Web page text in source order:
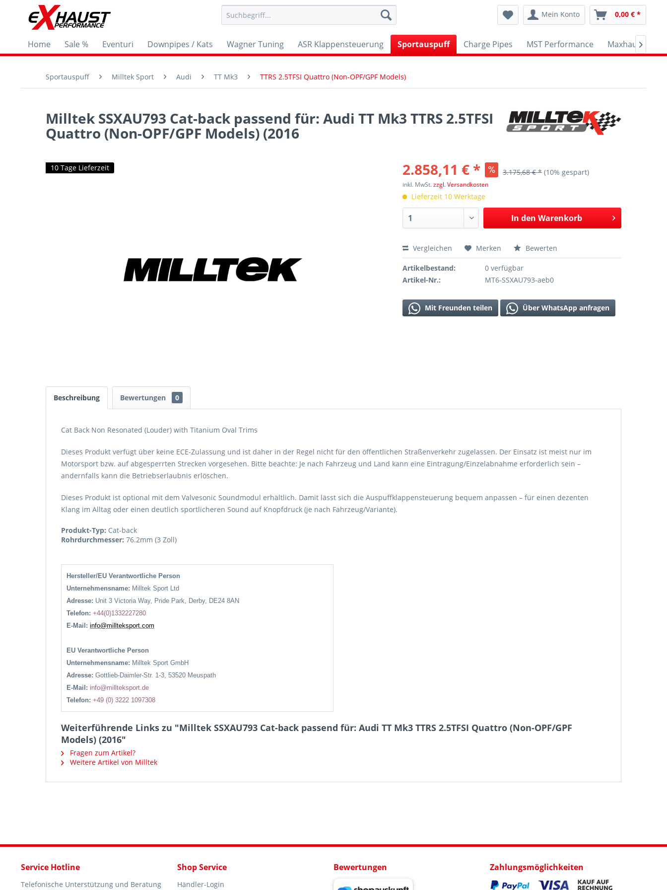
Mein Konto 0,00 € *
Home Sale % Eventuri Downpipes / Kats Wagner Tuning ASR Klappensteuerung Sportauspuff Charge Pipes MST Performance Maxhaust

Sportauspuff Milltek Sport Audi TT Mk3 TTRS 2.5TFSI Quattro (Non-OPF/GPF Models)
Milltek SSXAU793 Cat-back passend für: Audi TT Mk3 TTRS 2.5TFSI
Quattro (Non-OPF/GPF Models) (2016
10 Tage Lieferzeit 2.858,11 € * 3.175,68 € * (10% gespart)
inkl. MwSt.zzgl. Versandkosten
Lieferzeit 10 Werktage
In den Warenkorb
Vergleichen Merken Bewerten
Artikelbestand:
0 verfügbar
Artikel-Nr.:
MT6-SSXAU793-aeb0
Mit Freunden teilen Über WhatsApp anfragen
Beschreibung Bewertungen 0
Cat Back Non Resonated (Louder) with Titanium Oval Trims
Dieses Produkt verfügt über keine ECE-Zulassung und ist daher in der Regel nicht für den öffentlichen Straßenverkehr zugelassen. Der Einsatz ist meist nur im
Motorsport bzw. auf abgesperrten Strecken vorgesehen. Bitte beachte: Je nach Fahrzeug und Land kann eine Eintragung/Einzelabnahme erforderlich sein –
andernfalls kann die Betriebserlaubnis erlöschen.
Dieses Produkt ist optional mit dem Valvesonic Soundmodul erhältlich. Damit lässt sich die Auspuffklappensteuerung bequem anpassen – für einen dezenten
Klang im Alltag oder einen deutlich sportlicheren Sound auf Knopfdruck (je nach Fahrzeug/Variante).
Produkt-Typ: Cat-back
Rohrdurchmesser: 76.2mm (3 Zoll)
Hersteller/EU Verantwortliche Person
Unternehmensname: Milltek Sport Ltd
Adresse: Unit 3 Victoria Way, Pride Park, Derby, DE24 8AN
Telefon: +44(0)1332227280
E-Mail: info@millteksport.com
EU Verantwortliche Person
Unternehmensname: Milltek Sport GmbH
Adresse: Gottlieb-Daimler-Str. 1-3, 53520 Meuspath
E-Mail: info@millteksport.de
Telefon: +49 (0) 3222 1097308
Weiterführende Links zu "Milltek SSXAU793 Cat-back passend für: Audi TT Mk3 TTRS 2.5TFSI Quattro (Non-OPF/GPF
Models) (2016"
Fragen zum Artikel?
Weitere Artikel von Milltek
Service Hotline
Telefonische Unterstützung und Beratung
Shop Service
Händler-Login
Bewertungen Zahlungsmöglichkeiten